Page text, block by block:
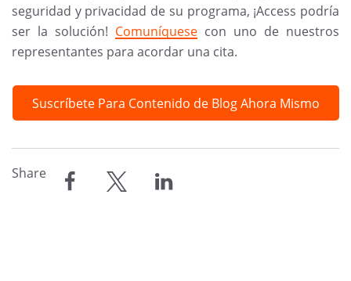
Share
seguridad y privacidad de su programa, ¡Access podría
ser la solución! Comuníquese con uno de nuestros
representantes para acordar una cita.
Suscríbete Para Contenido de Blog Ahora Mismo